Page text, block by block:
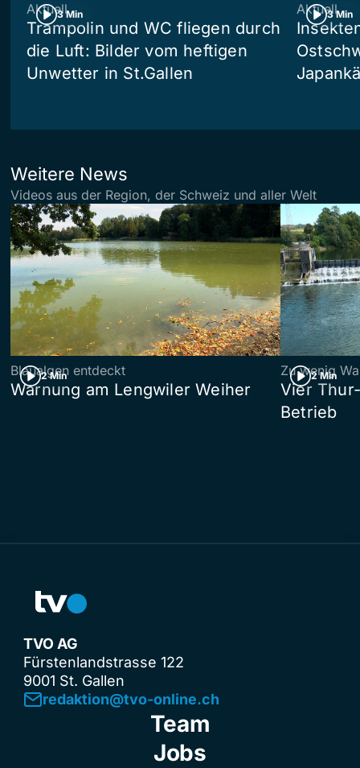
3 Min
Aktuell
Trampolin und WC fliegen durch
die Luft: Bilder vom heftigen
Unwetter in St.Gallen
3 Min
Aktuell
Weitere News
Videos aus der Region, der Schweiz und aller Welt
2 Min
Blaualgen entdeckt
Warnung am Lengwiler Weiher
2 Min
Zu wenig
Vier
Betrieb
TVO AG
Fürstenlandstrasse 122
9001 St. Gallen
redaktion@tvo-online.ch
Team
Jobs